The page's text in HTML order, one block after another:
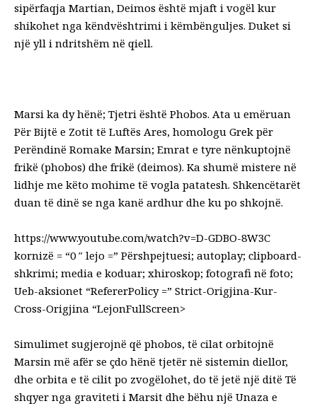
sipërfaqja Martian, Deimos është mjaft i vogël kur
shikohet nga këndvështrimi i këmbënguljes. Duket si
një yll i ndritshëm në qiell.
Marsi ka dy hënë; Tjetri është Phobos. Ata u emëruan
Për Bijtë e Zotit të Luftës Ares, homologu Grek për
Perëndinë Romake Marsin; Emrat e tyre nënkuptojnë
frikë (phobos) dhe frikë (deimos). Ka shumë mistere në
lidhje me këto mohime të vogla patatesh. Shkencëtarët
duan të dinë se nga kanë ardhur dhe ku po shkojnë.
https://www.youtube.com/watch?v=D-GDBO-8W3C
kornizë = “0 ″ lejo =” Përshpejtuesi; autoplay; clipboard-
shkrimi; media e koduar; xhiroskop; fotografi në foto;
Ueb-aksionet “RefererPolicy =” Strict-Origjina-Kur-
Cross-Origjina “LejonFullScreen>
Simulimet sugjerojnë që phobos, të cilat orbitojnë
Marsin më afër se çdo hënë tjetër në sistemin diellor,
dhe orbita e të cilit po zvogëlohet, do të jetë një ditë Të
shqyer nga graviteti i Marsit dhe bëhu një Unaza e